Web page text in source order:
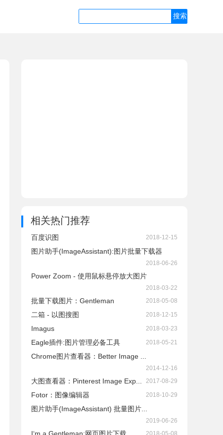
相关热门推荐
百度识图 2018-12-15
图片助手(ImageAssistant):图片批量下载器
2018-06-26
Power Zoom - 使用鼠标悬停放大图片
2018-03-22
批量下载图片：Gentleman 2018-05-08
二箱 - 以图搜图 2018-12-15
Imagus 2018-03-23
Eagle插件:图片管理必备工具 2018-05-21
Chrome图片查看器：Better Image ...
2014-12-16
大图查看器：Pinterest Image Exp... 2017-08-29
Fotor：图像编辑器 2018-10-29
图片助手(ImageAssistant) 批量图片...
2019-06-26
2018-05-08